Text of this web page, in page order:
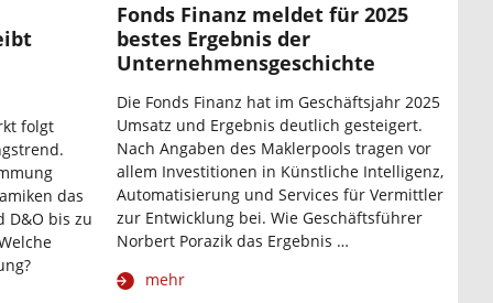
folgt
das
D&O bis zu
Fonds Finanz meldet für 2025
bestes Ergebnis der
Unternehmensgeschichte
Die Fonds Finanz hat im Geschäftsjahr 2025
Umsatz und Ergebnis deutlich gesteigert.
Nach Angaben des Maklerpools tragen vor
allem Investitionen in Künstliche Intelligenz,
Automatisierung und Services für Vermittler
zur Entwicklung bei. Wie Geschäftsführer
Norbert Porazik das Ergebnis …
mehr